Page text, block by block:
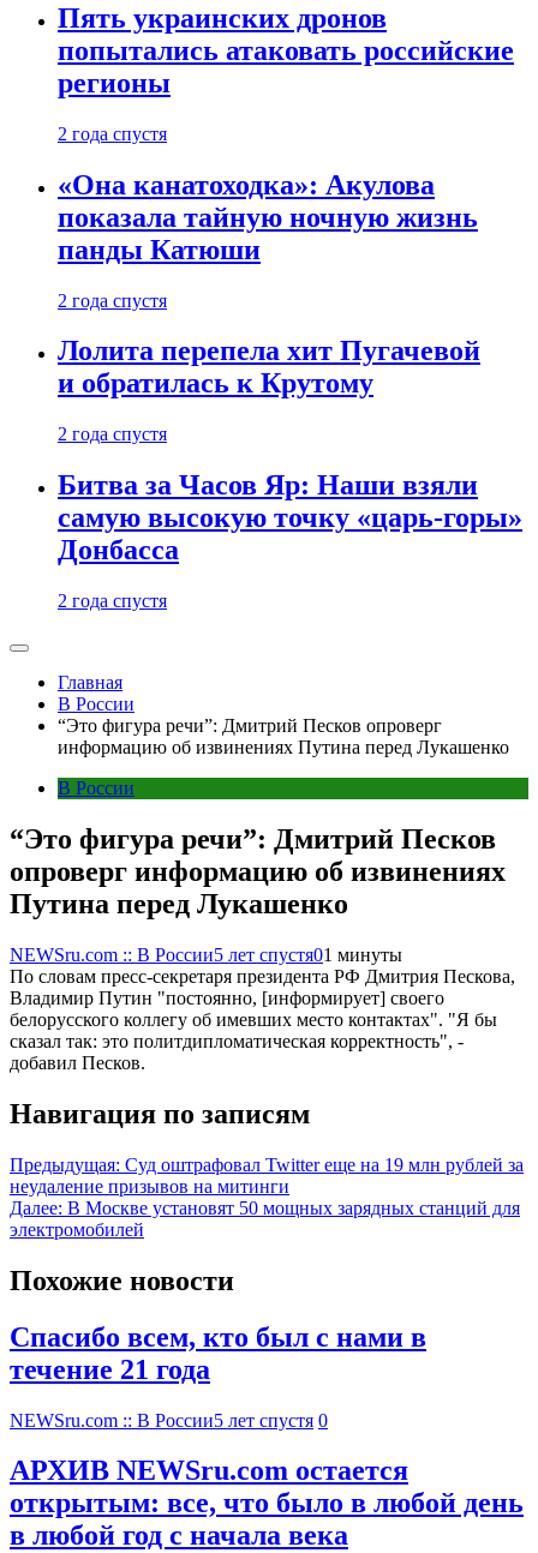
Пять украинских дронов
попытались атаковать российские
регионы
2 года спустя
«Она канатоходка»: Акулова
показала тайную ночную жизнь
панды Катюши
2 года спустя
Лолита перепела хит Пугачевой
и обратилась к Крутому
2 года спустя
Битва за Часов Яр: Наши взяли
самую высокую точку «царь-горы»
Донбасса
2 года спустя
Главная
В России
“Это фигура речи”: Дмитрий Песков опроверг
информацию об извинениях Путина перед Лукашенко
В России
“Это фигура речи”: Дмитрий Песков
опроверг информацию об извинениях
Путина перед Лукашенко
NEWSru.com :: В России5 лет спустя01 минуты
По словам пресс-секретаря президента РФ Дмитрия Пескова,
Владимир Путин "постоянно, [информирует] своего
белорусского коллегу об имевших место контактах". "Я бы
сказал так: это политдипломатическая корректность", -
добавил Песков.
Навигация по записям
Предыдущая: Суд оштрафовал Twitter еще на 19 млн рублей за
неудаление призывов на митинги
Далее: В Москве установят 50 мощных зарядных станций для
электромобилей
Похожие новости
Спасибо всем, кто был с нами в
течение 21 года
NEWSru.com :: В России5 лет спустя 0
АРХИВ NEWSru.com остается
открытым: все, что было в любой день
в любой год с начала века